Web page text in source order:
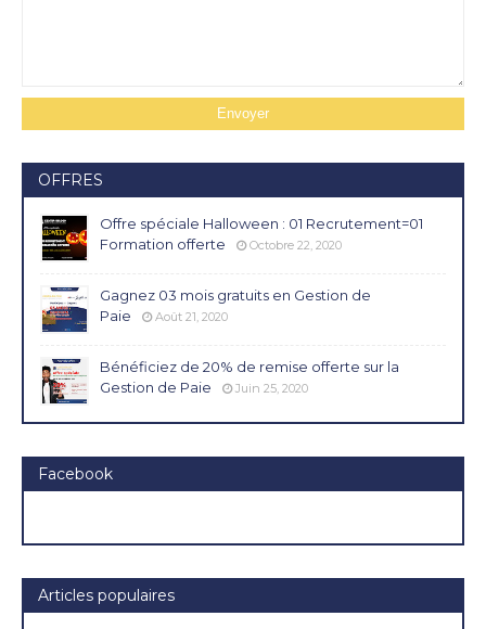
OFFRES
Offre spéciale Halloween : 01 Recrutement=01
Formation offerte
Octobre 22, 2020
Gagnez 03 mois gratuits en Gestion de
Paie
Août 21, 2020
Bénéficiez de 20% de remise offerte sur la
Gestion de Paie
Juin 25, 2020
Facebook
Articles populaires